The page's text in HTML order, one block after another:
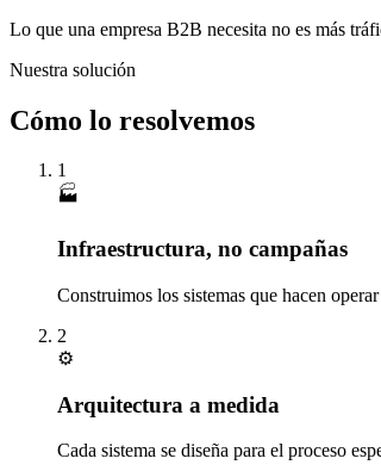
Lo que una empresa B2B necesita no es más
Nuestra solución
Cómo lo resolvemos
1
🏭
Infraestructura, no campañas
Construimos los sistemas que hacen
2
⚙️
Arquitectura a medida
Cada sistema se diseña para el proceso